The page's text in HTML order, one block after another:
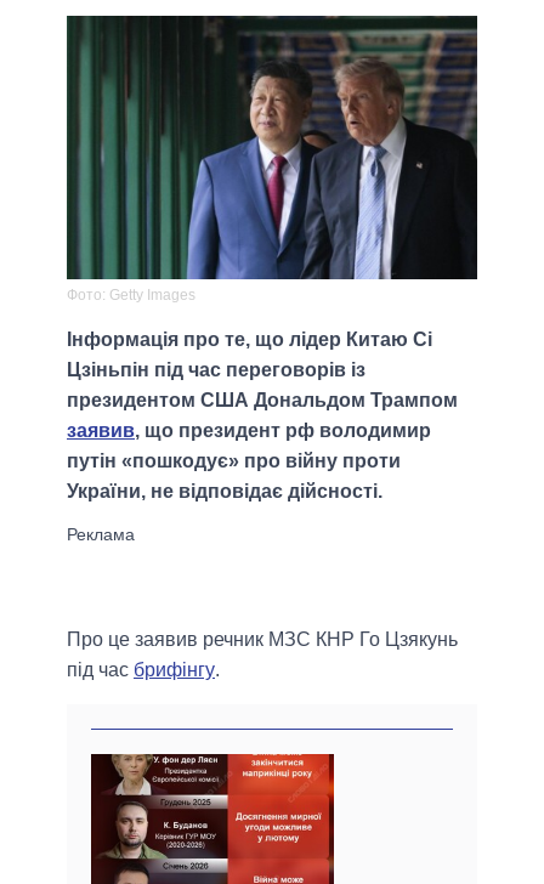
Фото: Getty Images
Інформація про те, що лідер Китаю Сі
Цзіньпін під час переговорів із
президентом США Дональдом Трампом
заявив, що президент рф володимир
путін «пошкодує» про війну проти
України, не відповідає дійсності.
Про це заявив речник МЗС КНР Го Цзякунь
під час брифінгу.